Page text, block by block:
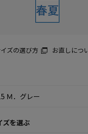
ズの選び方 お直しにつ
ズを選ぶ